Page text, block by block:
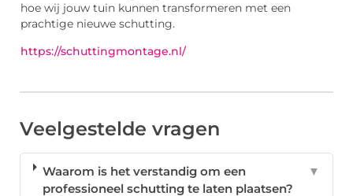
hoe wij jouw tuin kunnen transformeren met een
prachtige nieuwe schutting.
https://schuttingmontage.nl/
Veelgestelde vragen
Waarom is het verstandig om een
professioneel schutting te laten plaatsen?
▼